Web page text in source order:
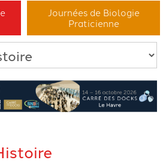
Journées de Biologie
Praticienne